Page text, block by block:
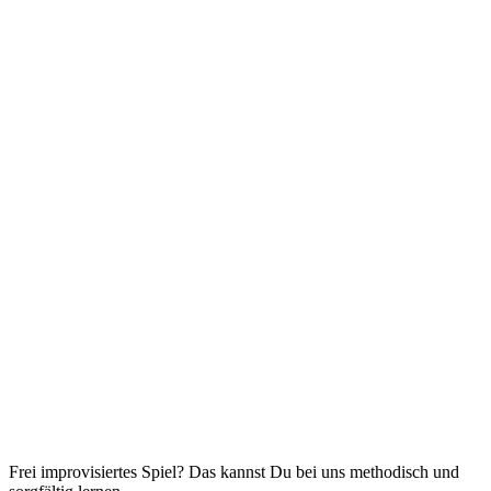
Frei improvisiertes Spiel? Das kannst Du bei uns methodisch und